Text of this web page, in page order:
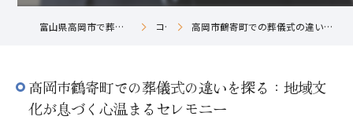
富山県高岡市で葬儀社の求人なら株式会社いたの コラム 高岡市鶴寄町での葬儀式の違いを探る：地域文化が息づく心温まるセレモニー
高岡市鶴寄町での葬儀式の違いを探る：地域文
化が息づく心温まるセレモニー